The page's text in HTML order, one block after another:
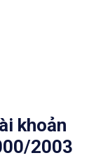
khoản
2003